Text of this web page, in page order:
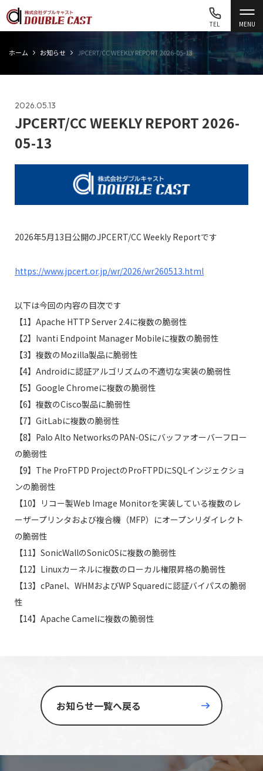
MENU
TEL
ホーム お知らせ JPCERT/CC WEEKLY REPORT 2026-05-13
2026.05.13
JPCERT/CC WEEKLY REPORT 2026-
05-13
2026年5月13日公開のJPCERT/CC Weekly Reportです
https://www.jpcert.or.jp/wr/2026/wr260513.html
以下は今回の内容の目次です
【1】Apache HTTP Server 2.4に複数の脆弱性
【2】Ivanti Endpoint Manager Mobileに複数の脆弱性
【3】複数のMozilla製品に脆弱性
【4】Androidに認証アルゴリズムの不適切な実装の脆弱性
【5】Google Chromeに複数の脆弱性
【6】複数のCisco製品に脆弱性
【7】GitLabに複数の脆弱性
【8】Palo Alto NetworksのPAN-OSにバッファオーバーフロー
の脆弱性
【9】The ProFTPD ProjectのProFTPDにSQLインジェクショ
ンの脆弱性
【10】リコー製Web Image Monitorを実装している複数のレ
ーザープリンタおよび複合機（MFP）にオープンリダイレクト
の脆弱性
【11】SonicWallのSonicOSに複数の脆弱性
【12】Linuxカーネルに複数のローカル権限昇格の脆弱性
【13】cPanel、WHMおよびWP Squaredに認証バイパスの脆弱
性
【14】Apache Camelに複数の脆弱性
お知らせ一覧へ戻る